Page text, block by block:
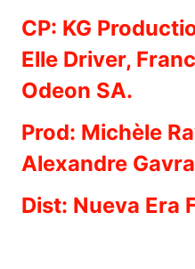
CP: KG
Elle Driver,
Odeon SA.
Prod: Michèle
Alexandre
Dist: Nueva Era